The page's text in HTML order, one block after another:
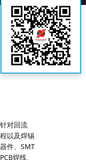
对回流
以及焊锡
件、SMT
焊线、